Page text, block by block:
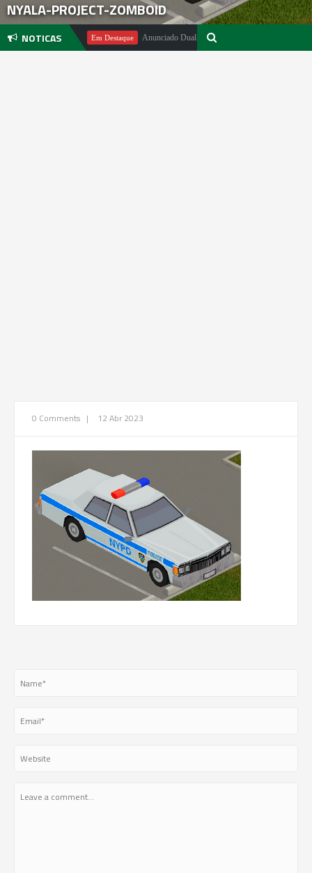
NYALA-PROJECT-ZOMBOID
NOTICAS
Pachter Em Destaque Anunciado DualSense The Last of Us Limited Edition
0 Comments | 12 Abr 2023